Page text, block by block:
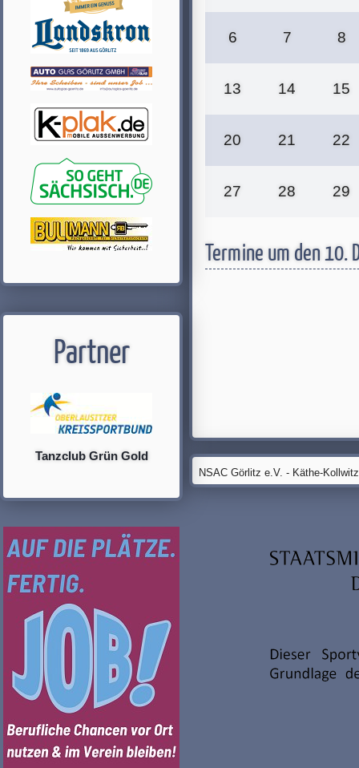
6 7 8
13 14 15
20 21 22
27 28 29
Termine um den 10.
NSAC Görlitz e.V. - Käthe-
Partner
Tanzclub Grün Gold